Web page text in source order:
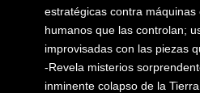
estratégicas contra
humanos que las controlan;
improvisadas con las piezas
-Revela misterios
inminente colapso de la